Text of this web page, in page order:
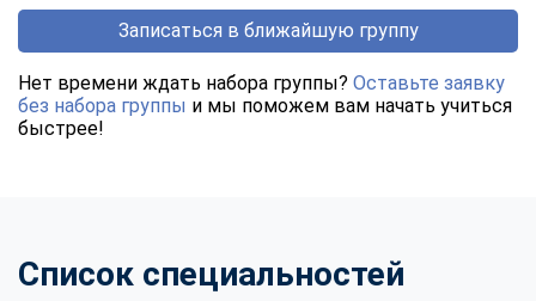
Записаться в ближайшую группу
Нет времени ждать набора группы? Оставьте заявку
без набора группы и мы поможем вам начать учиться
быстрее!
Список специальностей